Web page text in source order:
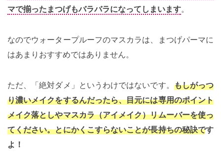
マで揃ったまつげもバラバラになってしまいます。
なのでウォータープルーフのマスカラは、まつげパーマに
はあまりおすすめではありません。
ただ、「絶対ダメ」というわけではないです。 もしがっつ
り濃いメイクをするんだったら、目元には専用のポイント
メイク落としやマスカラ（アイメイク）リムーバーを使っ
てください。とにかくこすらないことが長持ちの秘訣です
よ！